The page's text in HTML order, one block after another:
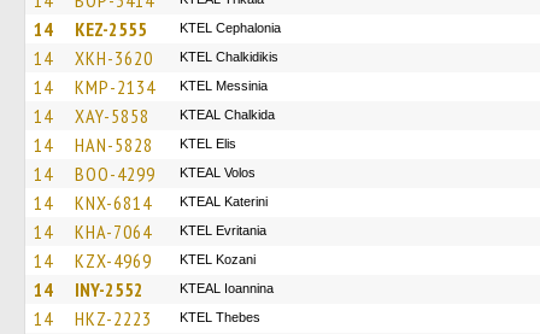
14 KEZ-2555 KTEL Cephalonia
14 XKH-3620 ΚΤΕL Chalkidikis
14 KMP-2134 KTEL Messinia
14 XAY-5858 KTEAL Chalkida
14 HAN-5828 KTEL Elis
14 BOO-4299 KTEAL Volos
14 KNX-6814 KTEAL Katerini
14 KHA-7064 ΚΤΕL Evritania
14 KZX-4969 ΚΤΕL Kozani
14 INY-2552 KTEAL Ioannina
14 HKZ-2223 KTEL Thebes